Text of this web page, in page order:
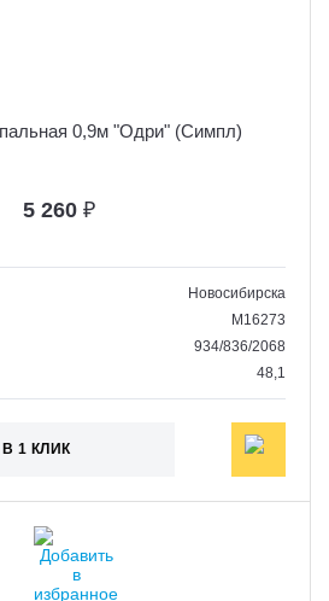
0,9м "Одри" (Симпл)
5 260 ₽
Новосибирска
M16273
934/836/2068
48,1
1 КЛИК